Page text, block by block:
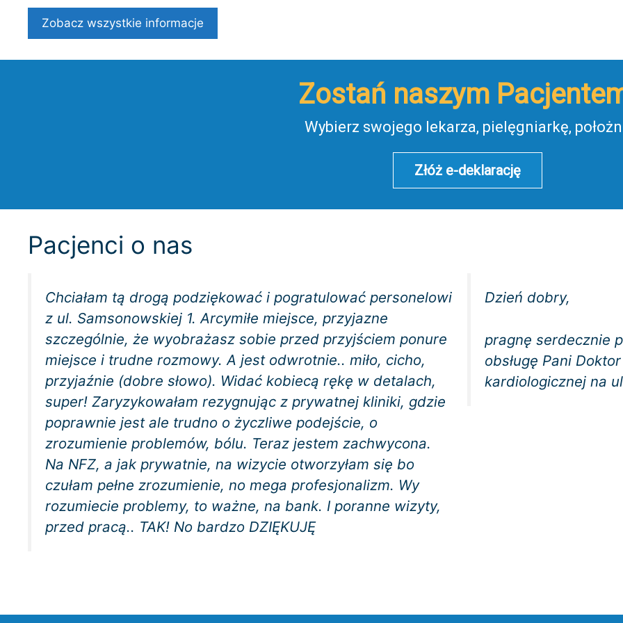
Zobacz wszystkie informacje
Zostań naszym
Wybierz swojego lekarza, pielęgniarkę,
Złóż e-deklarację
Pacjenci o nas
Chciałam tą drogą podziękować i pogratulować personelowi
z ul. Samsonowskiej 1. Arcymiłe miejsce, przyjazne
szczególnie, że wyobrażasz sobie przed przyjściem ponure
miejsce i trudne rozmowy. A jest odwrotnie.. miło, cicho,
przyjaźnie (dobre słowo). Widać kobiecą rękę w detalach,
super! Zaryzykowałam rezygnując z prywatnej kliniki, gdzie
poprawnie jest ale trudno o życzliwe podejście, o
zrozumienie problemów, bólu. Teraz jestem zachwycona.
Na NFZ, a jak prywatnie, na wizycie otworzyłam się bo
czułam pełne zrozumienie, no mega profesjonalizm. Wy
rozumiecie problemy, to ważne, na bank. I poranne wizyty,
przed pracą.. TAK! No bardzo DZIĘKUJĘ
Dzień dobry,
pragnę serdecznie
obsługę Pani
kardiologicznej na